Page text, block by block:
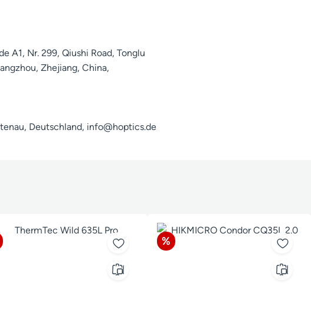
A1, Nr. 299, Qiushi Road, Tonglu
Zhejiang, China,
Deutschland, info@hoptics.de
Rabatt
%